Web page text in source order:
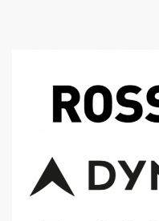
お問い合わせ